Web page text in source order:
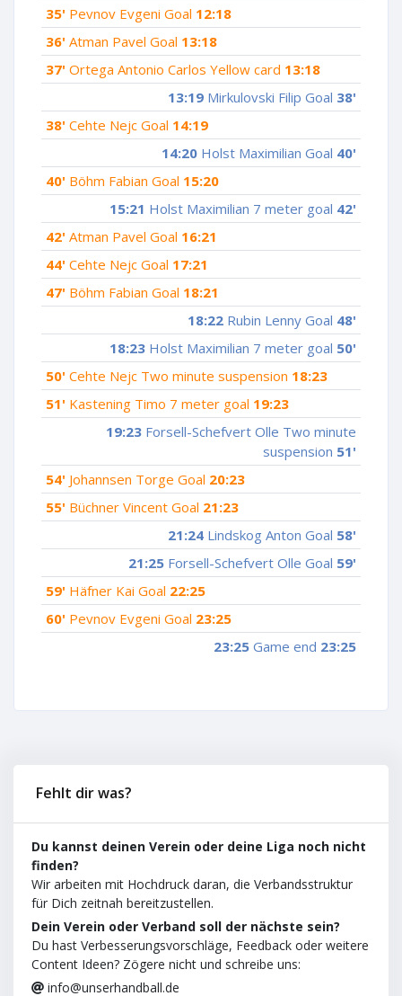
35' Pevnov Evgeni Goal 12:18
36' Atman Pavel Goal 13:18
37' Ortega Antonio Carlos Yellow card 13:18
13:19 Mirkulovski Filip Goal 38'
38' Cehte Nejc Goal 14:19
14:20 Holst Maximilian Goal 40'
40' Böhm Fabian Goal 15:20
15:21 Holst Maximilian 7 meter goal 42'
42' Atman Pavel Goal 16:21
44' Cehte Nejc Goal 17:21
47' Böhm Fabian Goal 18:21
18:22 Rubin Lenny Goal 48'
18:23 Holst Maximilian 7 meter goal 50'
50' Cehte Nejc Two minute suspension 18:23
51' Kastening Timo 7 meter goal 19:23
19:23 Forsell-Schefvert Olle Two minute
suspension 51'
54' Johannsen Torge Goal 20:23
55' Büchner Vincent Goal 21:23
21:24 Lindskog Anton Goal 58'
21:25 Forsell-Schefvert Olle Goal 59'
59' Häfner Kai Goal 22:25
60' Pevnov Evgeni Goal 23:25
23:25 Game end 23:25
Fehlt dir was?
Du kannst deinen Verein oder deine Liga noch nicht
finden?
Wir arbeiten mit Hochdruck daran, die Verbandsstruktur
für Dich zeitnah bereitzustellen.
Dein Verein oder Verband soll der nächste sein?
Du hast Verbesserungsvorschläge, Feedback oder weitere
Content Ideen? Zögere nicht und schreibe uns:
info@unserhandball.de